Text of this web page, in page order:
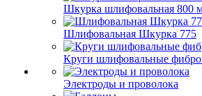
Шкурка шлифовальная 800
Шлифовальная Шкурка 775
Круги шлифовальные
Электроды и проволока